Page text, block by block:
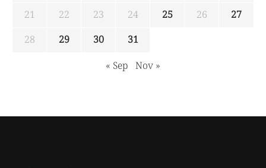
21
22 23 24 25 26
27
28
29 30
31
« Sep Nov »